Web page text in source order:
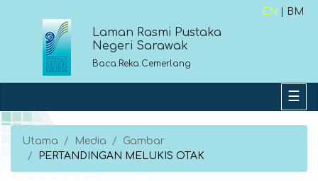
EN | BM
Laman Rasmi Pustaka
Negeri Sarawak
Baca.Reka.Cemerlang
Utama Media
Gambar
PERTANDINGAN MELUKIS OTAK